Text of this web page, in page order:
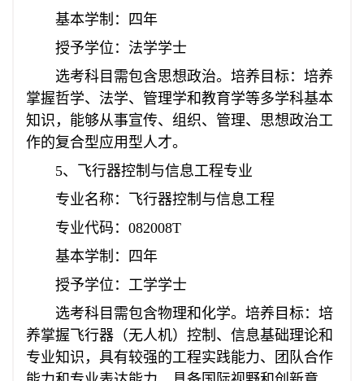
基本学制：四年
授予学位：法学学士
选考科目需包含思想政治。培养目标：培养
掌握哲学、法学、管理学和教育学等多学科基本
知识，能够从事宣传、组织、管理、思想政治工
作的复合型应用型人才。
5、飞行器控制与信息工程专业
专业名称：飞行器控制与信息工程
专业代码：082008T
基本学制：四年
授予学位：工学学士
选考科目需包含物理和化学。培养目标：培
养掌握飞行器（无人机）控制、信息基础理论和
专业知识，具有较强的工程实践能力、团队合作